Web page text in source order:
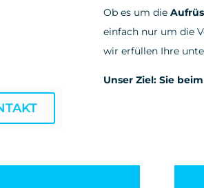
Ob es um die
einfach nur um die
wir erfüllen Ihre
Unser Ziel: Sie